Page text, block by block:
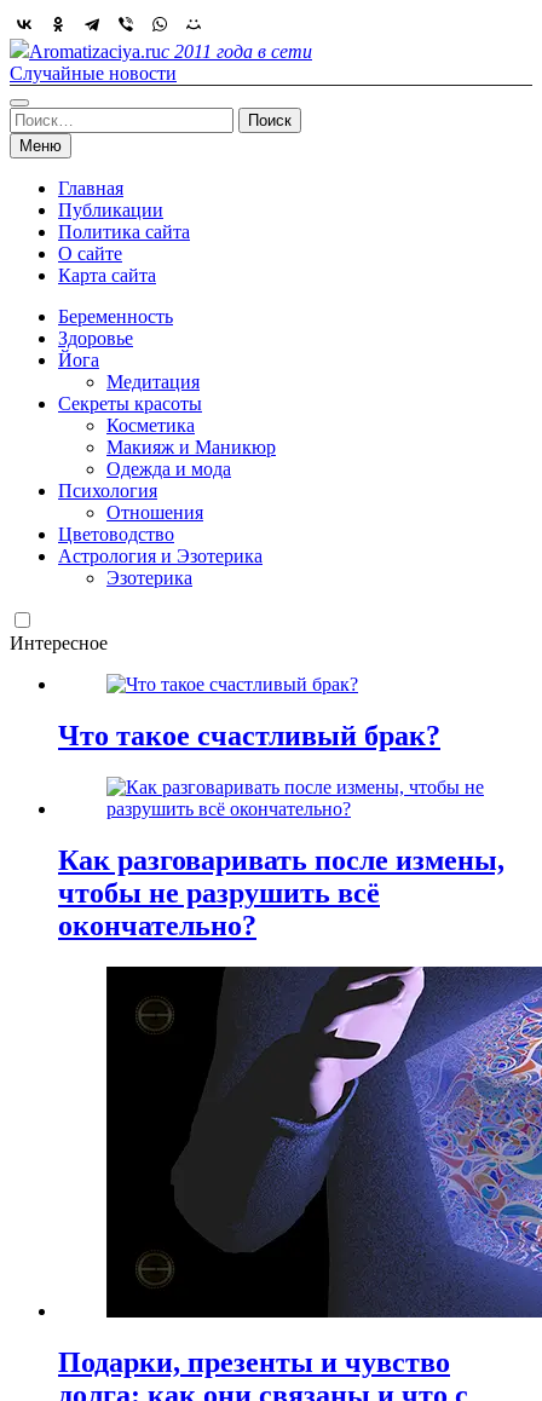
Skip
to
content
Aromatizaciya.ruс 2011 года в сети
Случайные новости
Найти:
Меню
Главная
Публикации
Политика сайта
О сайте
Карта сайта
Беременность
Здоровье
Йога
Медитация
Секреты красоты
Косметика
Макияж и Маникюр
Одежда и мода
Психология
Отношения
Цветоводство
Астрология и Эзотерика
Эзотерика
Интересное
Что такое счастливый брак?
Как разговаривать после измены,
чтобы не разрушить всё
окончательно?
Подарки, презенты и чувство
долга: как они связаны и что с